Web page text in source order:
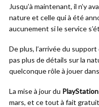
Jusqu’à maintenant, il n’y
nature et celle qui à été
aucunement si le service
De plus, l’arrivée du
pas plus de détails sur la
quelconque rôle à jouer
La mise à jour du
mars, et ce tout à fait